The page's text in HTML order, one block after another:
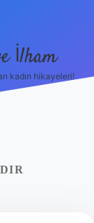
İlham
kadın hikayeleri!